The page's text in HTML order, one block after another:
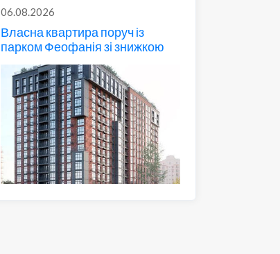
06.08.2026
Власна квартира поруч із
парком Феофанія зі знижкою